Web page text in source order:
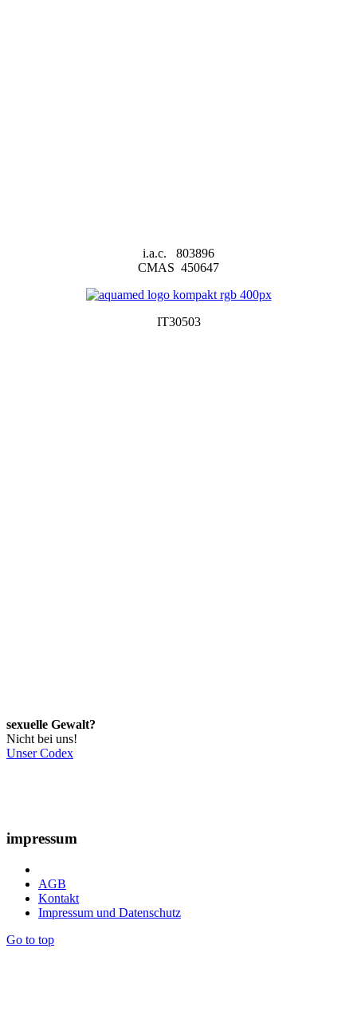
i.a.c. 803896
CMAS 450647
IT30503
sexuelle Gewalt?
Nicht bei uns!
Unser Codex
impressum
AGB
Kontakt
Impressum und Datenschutz
Go to top